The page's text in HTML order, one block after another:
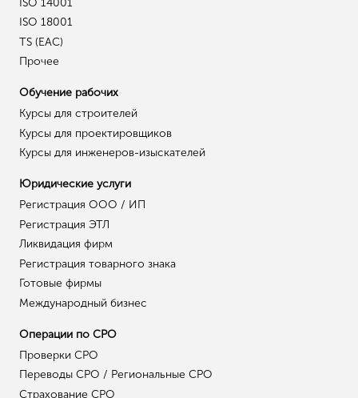
ISO 18001
TS (EAC)
Прочее
Обучение рабочих
Курсы для строителей
Курсы для проектировщиков
Курсы для инженеров-изыскателей
Юридические услуги
Регистрация ООО / ИП
Регистрация ЭТЛ
Ликвидация фирм
Регистрация товарного знака
Готовые фирмы
Международный бизнес
Операции по СРО
Проверки СРО
Переводы СРО / Региональные СРО
Страхование СРО